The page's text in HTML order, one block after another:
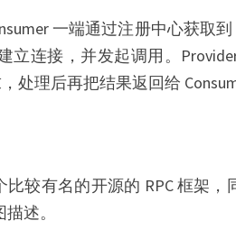
一端通过注册中心获取
立连接，并发起调用。
处理后再把结果返回给
比较有名的开源的 RPC 框架
述。